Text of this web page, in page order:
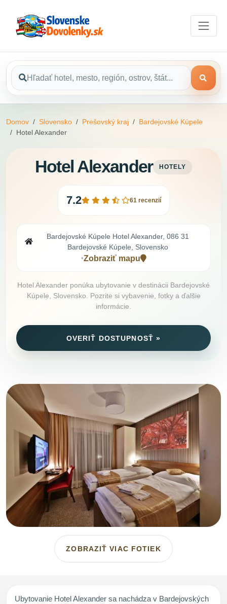
Domov Slovensko Prešovský kraj
Bardejovské Kúpele
Hotel Alexander
Hotel Alexander HOTELY
7.2 61 recenzií
Bardejovské Kúpele Hotel Alexander, 086 31
Bardejovské Kúpele, Slovensko
•Zobraziť mapu
Hotel Alexander ponúka ubytovanie v destinácii Bardejovské
Kúpele, Slovensko. Pozrite si vybavenie, fotky a ďalšie
informácie.
OVERIŤ DOSTUPNOSŤ »
ZOBRAZIŤ VIAC FOTIEK
Ubytovanie Hotel Alexander sa nachádza v Bardejovských